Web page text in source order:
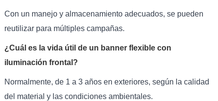
Con un manejo y almacenamiento adecuados, se pueden
reutilizar para múltiples campañas.
¿Cuál es la vida útil de un banner flexible con
iluminación frontal?
Normalmente, de 1 a 3 años en exteriores, según la calidad
del material y las condiciones ambientales.